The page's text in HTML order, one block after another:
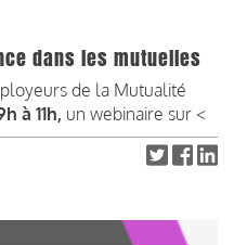
dans les mutuelles
de la Mutualité
à 11h, un webinaire sur <